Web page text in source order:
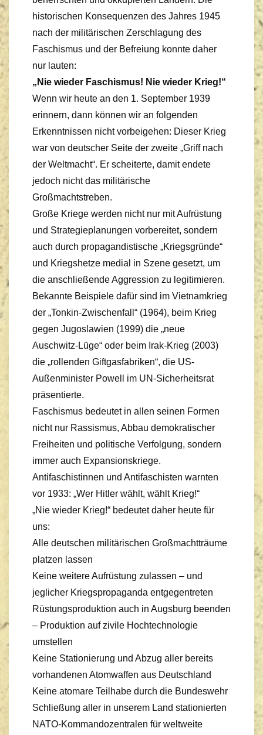
historischen Konsequenzen des Jahres 1945
nach der militärischen Zerschlagung des
Faschismus und der Befreiung konnte daher
nur lauten:
„Nie wieder Faschismus! Nie wieder Krieg!“
Wenn wir heute an den 1. September 1939
erinnern, dann können wir an folgenden
Erkenntnissen nicht vorbeigehen: Dieser Krieg
war von deutscher Seite der zweite „Griff nach
der Weltmacht“. Er scheiterte, damit endete
jedoch nicht das militärische
Großmachtstreben.
Große Kriege werden nicht nur mit Aufrüstung
und Strategieplanungen vorbereitet, sondern
auch durch propagandistische „Kriegsgründe“
und Kriegshetze medial in Szene gesetzt, um
die anschließende Aggression zu legitimieren.
Bekannte Beispiele dafür sind im Vietnamkrieg
der „Tonkin-Zwischenfall“ (1964), beim Krieg
gegen Jugoslawien (1999) die „neue
Auschwitz-Lüge“ oder beim Irak-Krieg (2003)
die „rollenden Giftgasfabriken“, die US-
Außenminister Powell im UN-Sicherheitsrat
präsentierte.
Faschismus bedeutet in allen seinen Formen
nicht nur Rassismus, Abbau demokratischer
Freiheiten und politische Verfolgung, sondern
immer auch Expansionskriege.
Antifaschistinnen und Antifaschisten warnten
vor 1933: „Wer Hitler wählt, wählt Krieg!“
„Nie wieder Krieg!“ bedeutet daher heute für
uns:
Alle deutschen militärischen Großmachtträume
platzen lassen
Keine weitere Aufrüstung zulassen – und
jeglicher Kriegspropaganda entgegentreten
Rüstungsproduktion auch in Augsburg beenden
– Produktion auf zivile Hochtechnologie
umstellen
Keine Stationierung und Abzug aller bereits
vorhandenen Atomwaffen aus Deutschland
Keine atomare Teilhabe durch die Bundeswehr
Schließung aller in unserem Land stationierten
NATO-Kommandozentralen für weltweite